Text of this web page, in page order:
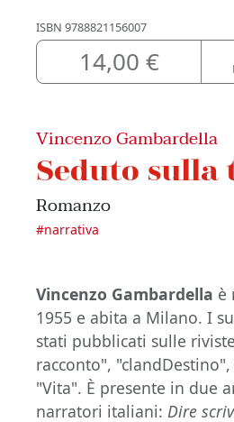
ISBN 9788821156007
14,00 €
Vincenzo Gambardella
Seduto sulla
Romanzo
#narrativa
Vincenzo Gambardella è
1955 e abita a Milano. I
stati pubblicati sulle
racconto",
"Vita". È presente in due
narratori italiani: Dire